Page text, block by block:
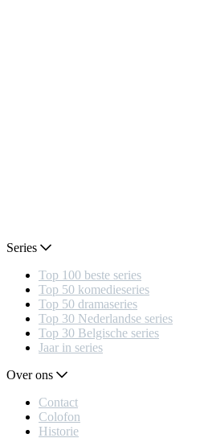
Series
Top 100 beste series
Top 50 komedieseries
Top 50 dramaseries
Top 30 Nederlandse series
Top 30 Belgische series
Jaar in series
Over ons
Contact
Colofon
Historie